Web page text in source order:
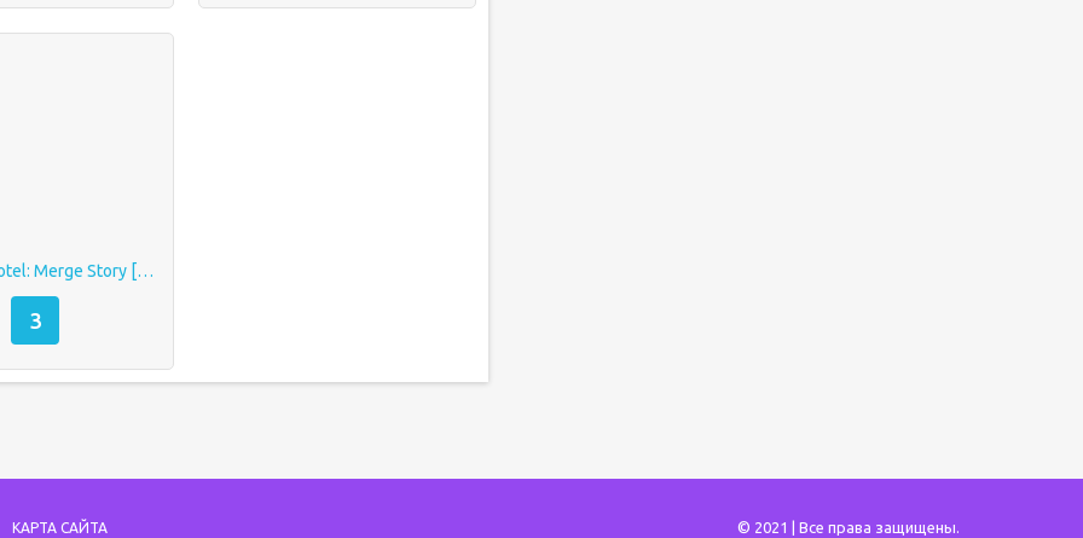
Revive the Hotel: Merge Story [Много денег]
3
КАРТА САЙТА © 2021 | Все права защищены.